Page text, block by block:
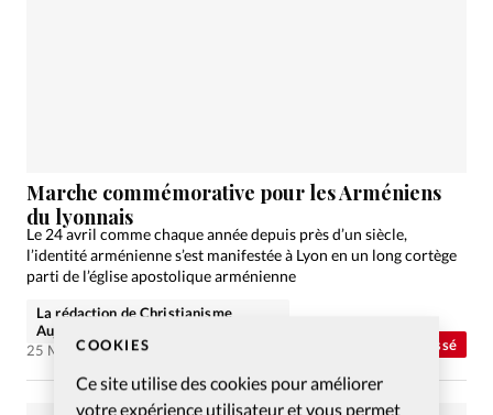
COOKIES
Ce site utilise des cookies pour améliorer
votre expérience utilisateur et vous permet
Non classé
Marche commémorative pour les Arméniens
du lyonnais
Le 24 avril comme chaque année depuis près d’un siècle,
l’identité arménienne s’est manifestée à Lyon en un long cortège
parti de l’église apostolique arménienne
La rédaction de Christianisme
Aujourd'hui
25 Mai 2009